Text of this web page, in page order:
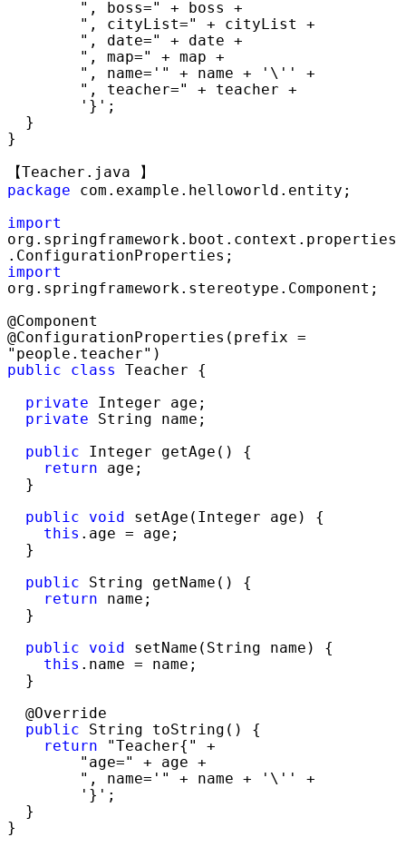
        '}'
;
}
package com.example.helloworld.entity;
import
org.springframework.boot.context.properties
import
org.springframework.stereotype.Component;
@Component
@ConfigurationProperties(prefix =
"people.teacher"
public
class
Teacher {
private Integer age;
private String name;
public Integer getAge() {
return age;
public
void
setAge(Integer age) {
this .age = age;
public String getName() {
return name;
public
void
setName(String name) {
this .name = name;
public String toString() {
return "Teacher{" +
        '}'
;
}